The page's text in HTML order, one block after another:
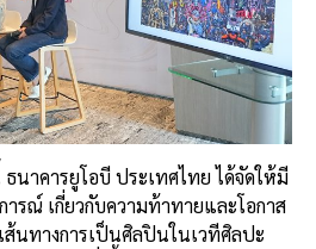
นาคารยูโอบี ประเทศไทย ได้จัดให้มี
รณ์ เกี่ยวกับความท้าทายและโอกาส
นทางการเป็นศิลปินในเวทีศิลปะ